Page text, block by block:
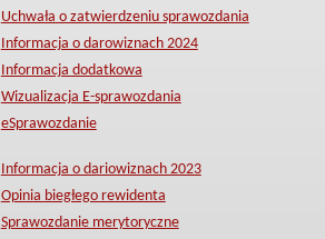
Uchwała o zatwierdzeniu sprawozdania
Informacja o darowiznach 2024
Informacja dodatkowa
Wizualizacja E-sprawozdania
eSprawozdanie
Informacja o dariowiznach 2023
Opinia biegłego rewidenta
Sprawozdanie merytoryczne